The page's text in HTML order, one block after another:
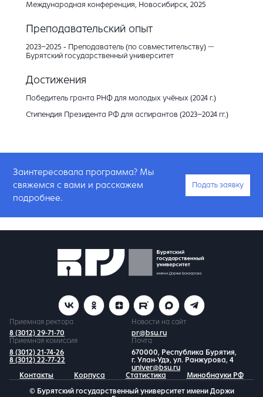
Международная конференция, Новосибирск, 2025
Преподавательский опыт
2023–2025 - Преподаватель (по совместительству) —
Бурятский государственный университет
Достижения
Победитель гранта РНФ для молодых учёных (2024 г.)
Стипендия Президента РФ для аспирантов (2023–2024 гг.)
Заинтересовала программа? Мы
свяжемся с вами и расскажем
подробнее.
Подать заявку
Приемная ректора
8 (3012) 29-71-70
Новости на сайт
pr@bsu.ru
Приемная комиссия
8 (3012) 21-74-26
8 (3012) 22-77-22
Почта
670000, Республика Бурятия,
г. Улан-Удэ, ул. Ранжурова, 4
univer@bsu.ru
Контакты
Корпуса Статистика Минобнауки РФ
© Бурятский государственный университет имени Доржи